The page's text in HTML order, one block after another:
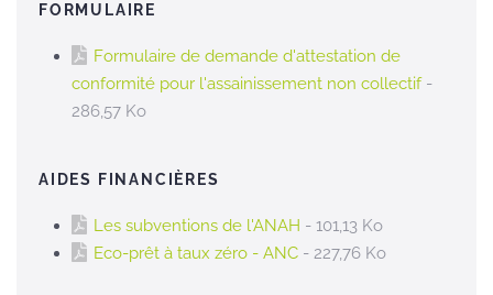
FORMULAIRE
Formulaire de demande d'attestation de
conformité pour l'assainissement non collectif-
286,57 Ko
AIDES FINANCIÈRES
Les subventions de l'ANAH - 101,13 Ko
Eco-prêt à taux zéro - ANC - 227,76 Ko